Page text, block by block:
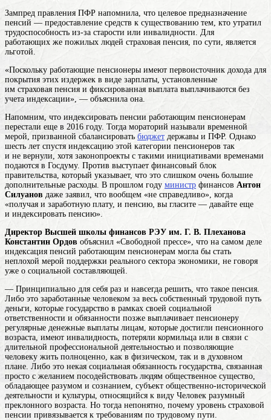
Зампред правления ПФР напомнила, что целевое предназначение
пенсий — предоставление средств к существованию тем, кто утратил
трудоспособность из-за старости или инвалидности. Для
работающих же пожилых людей страховая пенсия, по сути, является
льготой.
«Поскольку работающие пенсионеры имеют первоисточник дохода для
покрытия этих издержек в виде зарплаты, установленные
им страховая пенсия и фиксированная выплата выплачиваются без
учета индексации», — объяснила она.
Напомним, что индексировать пенсии работающим пенсионерам
перестали еще в 2016 году. Тогда мораторий называли временной
мерой, призванной сбалансировать бюджет державы и ПФР. Однако
шесть лет спустя индексацию этой категории пенсионеров так
и не вернули, хотя законопроекты с такими инициативами временами
подаются в Госдуму. Против выступает финансовый блок
правительства, который указывает, что это слишком очень большие
дополнительные расходы. В прошлом году министр финансов Антон
Силуанов даже заявил, что вообщем «не справедливо», когда
«получая и заработную плату, и пенсию, вы гласите — давайте еще
и индексировать пенсию».
Директор Высшей школы финансов РЭУ им. Г. В. Плеханова
Константин Ордов объяснил «Свободной прессе», что на самом деле
индексация пенсий работающим пенсионерам могла бы стать
неплохой мерой поддержки реального сектора экономики, не говоря
уже о социальной составляющей.
— Принципиально для себя раз и навсегда решить, что такое пенсия.
Либо это заработанные человеком за весь собственный трудовой путь
деньги, которые государство в рамках своей социальной
ответственности и обязанности позже выплачивает пенсионеру
регулярные денежные выплаты лицам, которые достигли пенсионного
возраста, имеют инвалидность, потеряли кормильца или в связи с
длительной профессиональной деятельностью и позволяющие
человеку жить полноценно, как в физическом, так и в духовном
плане . Либо это некая социальная обязанность государства, связанная
просто с желанием посодействовать людям общественное существо,
обладающее разумом и сознанием, субъект общественно-исторической
деятельности и культуры, относящийся к виду Человек разумный
преклонного возраста. Но тогда непонятно, почему уровень страховой
пенсии привязывается к требованиям по трудовому пути.